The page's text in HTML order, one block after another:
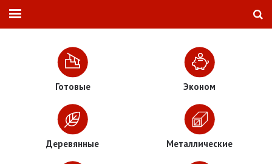
Готовые Эконом
Деревянные Металлические